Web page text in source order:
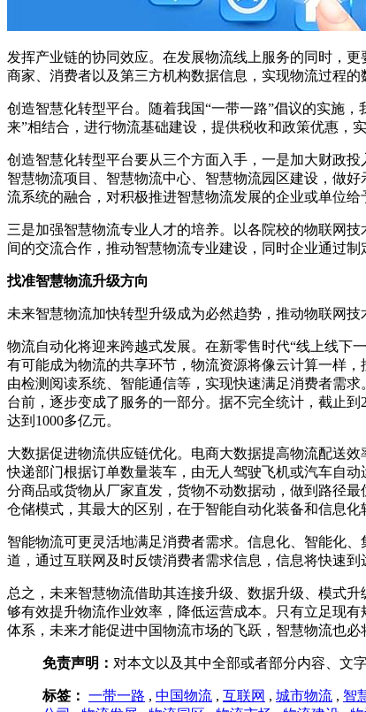
发挥产业链的协同效应。在发展物流线上服务的同时，
商家、消费者以及第三方机构数据信息，实现物流过程
创造智慧化转型平台。随着我国“一带一路”倡议的实施
来”相结合，进行物流基础建设，提供税收和政策优惠，
创造智慧化转型平台要从三个方面入手，一是加大财政
智慧物流项目、智慧物流中心、智慧物流园区建设，做
流系统的融合，对积极推进智慧物流发展的企业或单位给
三是加强智慧物流专业人才的培养。以各院校的物联网
间的交流合作，推动智慧物流专业建设，同时企业通过
找准智慧物流升级方向
未来智慧物流加快转型升级成为必然趋势，推动物联网
物流自动化将迎来跨越式发展。在新零售时代“线上线下
有可能成为物流的共享环节，物流资源将像云计算一样
由检测阅读系统、智能通信等，实现快速满足消费者需
台前，逐步变成了服务的一部分。据不完全统计，截止
达到1000多亿元。
大数据促进物流供应链优化。电商大数据提高物流配送
快递部门根据订单数量装车，由无人驾驶飞机或汽车自
分商品或货物从厂家直发，货物不动数据动，做到路径
仓储模式，其最大的区别，在于智能自动化装备和信息
智能物流可更灵活地满足消费者需求。信息化、智能化
道，通过互联网及时反馈消费者需求信息，信息将快速
总之，未来智慧物流借助其连接升级、数据升级、模式
够有效提升物流作业效率，降低运营成本。只有立足现
体系，未来才能促进中国物流市场的飞跃，智慧物流也
免责声明： 对本文以及其中全部或者部分内容、文
标签： 一带一路 , 中国物流 , 互联网 , 城市物流 , 智